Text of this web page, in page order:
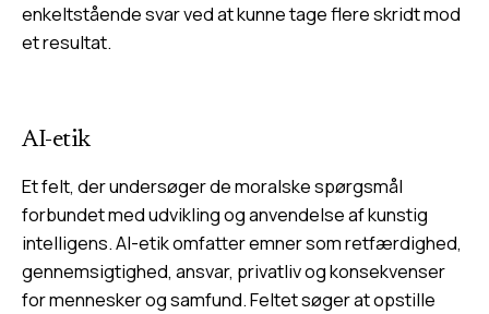
enkeltstående svar ved at kunne tage flere skridt mod
et resultat.
AI-etik
Et felt, der undersøger de moralske spørgsmål
forbundet med udvikling og anvendelse af kunstig
intelligens. AI-etik omfatter emner som retfærdighed,
gennemsigtighed, ansvar, privatliv og konsekvenser
for mennesker og samfund. Feltet søger at opstille